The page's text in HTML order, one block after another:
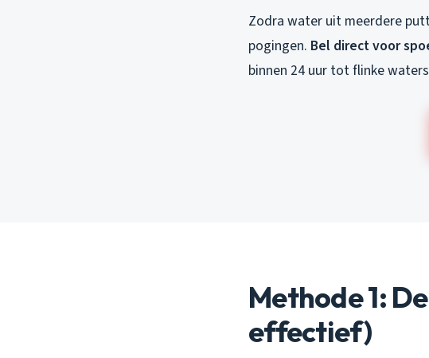
Zodra water uit meerdere
pogingen. Bel direct voor
binnen 24 uur tot flinke
Methode 1:
effectief)